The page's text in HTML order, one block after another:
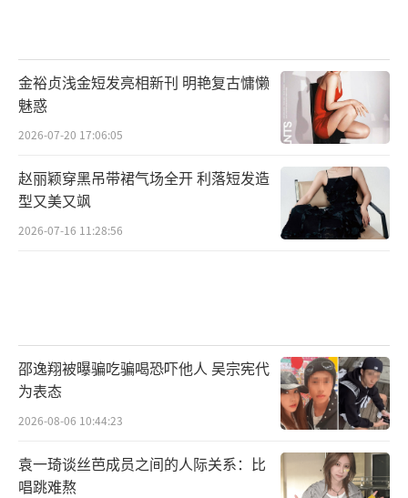
金裕贞浅金短发亮相新刊 明艳复古慵懒
魅惑
2026-07-20 17:06:05
赵丽颖穿黑吊带裙气场全开 利落短发造
型又美又飒
2026-07-16 11:28:56
邵逸翔被曝骗吃骗喝恐吓他人 吴宗宪代
为表态
2026-08-06 10:44:23
袁一琦谈丝芭成员之间的人际关系：比
唱跳难熬